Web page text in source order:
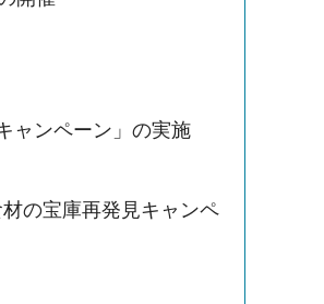
ャンペーン」の実施
の宝庫再発見キャンペ